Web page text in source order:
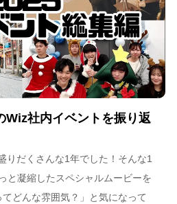
Wiz社内イベントを振り返
りだくさんな1年でした！そんな1
と凝縮したスペシャルムービーを
どんな雰囲気？」と気になって